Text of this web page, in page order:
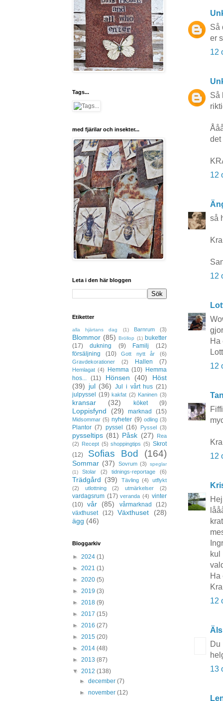
Så
er
12
Så
det
12
så
12
Ha
12
12
kul
Ha
12
Du
13
Tags...
med fjärilar och insekter...
Leta i den här bloggen
Etiketter
alla hjärtans dag (1) Barnrum (3)
Blommor (85) Bröllop (1) buketter
(17)
dukning (9) Familj
(12)
försäljning
(10) Gott nytt år
(6)
Gravdekorationer
(2) Hallen (7)
Hemlagat (4) Hemma (10) Hemma
hos...
(11) Hönsen (40)
Höst
(39) jul (36) Jul i vårt hus (21)
julpyssel
(19) kakfat (2) Kaninen (3)
kransar (32) köket (9)
Loppisfynd (29) marknad (15)
Midsommar (5) nyheter (9) odling (3)
Plantor (7) pyssel (16) Pyssel (3)
pysseltips (81) Påsk (27)
Rea
(2) Recept (5) shoppingtips (5) Skrot
(12)
Sofias Bod (164)
Sommar (37) Sovrum (3)
speglar
(1)
Stolar (2) tidnings-reportage (6)
Trädgård (39) Tävling (4)
utflykt
(2)
utlottning (2) utmärkelser (2)
vardagsrum (17) veranda (4) vinter
(10) vår (85) vårmarknad
(12)
växthuset
(12) Växthuset
(28)
ägg (46)
Bloggarkiv
► 2024 (1)
► 2021 (1)
► 2020 (5)
► 2019 (3)
► 2018 (9)
► 2017 (15)
► 2016 (27)
► 2015 (20)
► 2014 (48)
► 2013 (87)
▼ 2012 (138)
►december(7)
►november(12)